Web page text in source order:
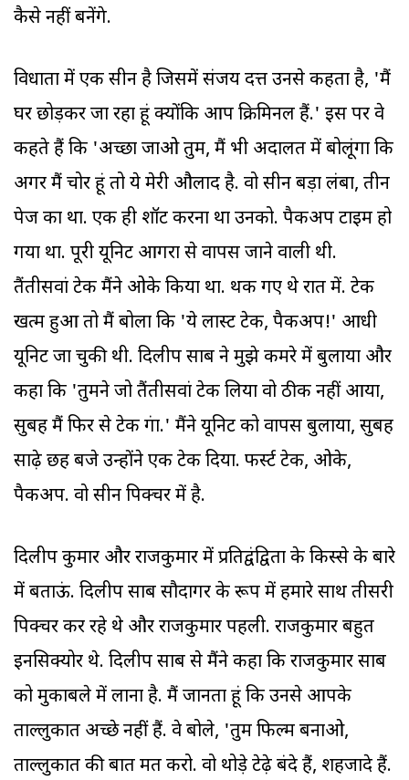
कैसे नहीं बनेंगे.
विधाता में एक सीन है जिसमें संजय दत्त उनसे कहता है, 'मैं
घर छोड़कर जा रहा हूं क्योंकि आप क्रिमिनल हैं.' इस पर वे
कहते हैं कि 'अच्छा जाओ तुम, मैं भी अदालत में बोलूंगा कि
अगर मैं चोर हूं तो ये मेरी औलाद है. वो सीन बड़ा लंबा, तीन
पेज का था. एक ही शॉट करना था उनको. पैकअप टाइम हो
गया था. पूरी यूनिट आगरा से वापस जाने वाली थी.
तैंतीसवां टेक मैंने ओके किया था. थक गए थे रात में. टेक
खत्म हुआ तो मैं बोला कि 'ये लास्ट टेक, पैकअप!' आधी
यूनिट जा चुकी थी. दिलीप साब ने मुझे कमरे में बुलाया और
कहा कि 'तुमने जो तैंतीसवां टेक लिया वो ठीक नहीं आया,
सुबह मैं फिर से टेक दूंगा.' मैंने यूनिट को वापस बुलाया, सुबह
साढ़े छह बजे उन्होंने एक टेक दिया. फर्स्ट टेक, ओके,
पैकअप. वो सीन पिक्चर में है.
दिलीप कुमार और राजकुमार में प्रतिद्वंद्विता के किस्से के बारे
में बताऊं. दिलीप साब सौदागर के रूप में हमारे साथ तीसरी
पिक्चर कर रहे थे और राजकुमार पहली. राजकुमार बहुत
इनसिक्योर थे. दिलीप साब से मैंने कहा कि राजकुमार साब
को मुकाबले में लाना है. मैं जानता हूं कि उनसे आपके
ताल्लुकात अच्छे नहीं हैं. वे बोले, 'तुम फिल्म बनाओ,
ताल्लुकात की बात मत करो. वो थोड़े टेढ़े बंदे हैं, शहजादे हैं.